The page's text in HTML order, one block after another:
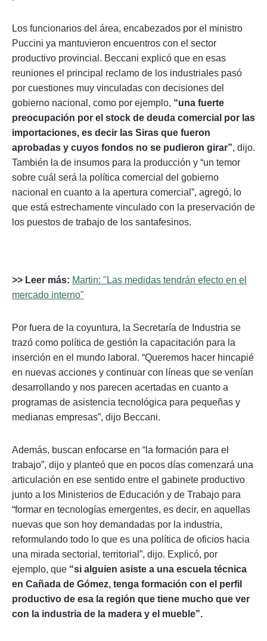
Los funcionarios del área, encabezados por el ministro
Puccini ya mantuvieron encuentros con el sector
productivo provincial. Beccani explicó que en esas
reuniones el principal reclamo de los industriales pasó
por cuestiones muy vinculadas con decisiones del
gobierno nacional, como por ejemplo, “una fuerte
preocupación por el stock de deuda comercial por las
importaciones, es decir las Siras que fueron
aprobadas y cuyos fondos no se pudieron girar”, dijo.
También la de insumos para la producción y “un temor
sobre cuál será la política comercial del gobierno
nacional en cuanto a la apertura comercial”, agregó, lo
que está estrechamente vinculado con la preservación de
los puestos de trabajo de los santafesinos.
>> Leer más: Martin: "Las medidas tendrán efecto en el
mercado interno"
Por fuera de la coyuntura, la Secretaría de Industria se
trazó como política de gestión la capacitación para la
inserción en el mundo laboral. “Queremos hacer hincapié
en nuevas acciones y continuar con líneas que se venían
desarrollando y nos parecen acertadas en cuanto a
programas de asistencia tecnológica para pequeñas y
medianas empresas”, dijo Beccani.
Además, buscan enfocarse en “la formación para el
trabajo”, dijo y planteó que en pocos días comenzará una
articulación en ese sentido entre el gabinete productivo
junto a los Ministerios de Educación y de Trabajo para
“formar en tecnologías emergentes, es decir, en aquellas
nuevas que son hoy demandadas por la industria,
reformulando todo lo que es una política de oficios hacia
una mirada sectorial, territorial”, dijo. Explicó, por
ejemplo, que “si alguien asiste a una escuela técnica
en Cañada de Gómez, tenga formación con el perfil
productivo de esa la región que tiene mucho que ver
con la industria de la madera y el mueble”.